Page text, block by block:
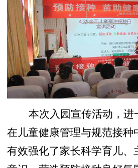
本次入园宣传活动，进
在儿童健康管理与规范接种
有效强化了家长科学育儿、